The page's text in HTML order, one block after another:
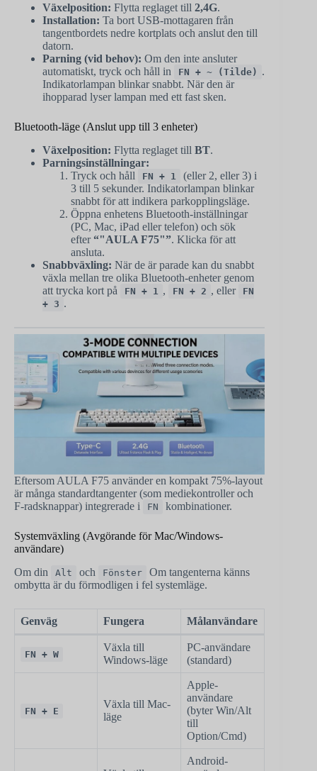
Växelposition: Flytta reglaget till 2,4G.
Installation: Ta bort USB-mottagaren från
tangentbordets nedre kortplats och anslut den till
datorn.
Parning (vid behov): Om den inte ansluter
automatiskt, tryck och håll in
FN + ~ (Tilde) .
Indikatorlampan blinkar snabbt. När den är
ihopparad lyser lampan med ett fast sken.
Bluetooth-läge (Anslut upp till 3 enheter)
Växelposition: Flytta reglaget till BT.
Parningsinställningar:
Tryck och håll
FN + 1
(eller 2, eller 3) i
3 till 5 sekunder. Indikatorlampan blinkar
snabbt för att indikera parkopplingsläge.
Öppna enhetens Bluetooth-inställningar
(PC, Mac, iPad eller telefon) och sök
efter“"AULA F75"”. Klicka för att
ansluta.
Snabbväxling: När de är parade kan du snabbt
växla mellan tre olika Bluetooth-enheter genom
att trycka kort på
FN + 1 , FN + 2 , eller
FN
+ 3 .
Eftersom AULA F75 använder en kompakt 75%-layout
är många standardtangenter (som mediekontroller och
F-radsknappar) integrerade i
FN kombinationer.
Systemväxling (Avgörande för Mac/Windows-
användare)
Om din
Alt och Fönster
Om tangenterna känns
ombytta är du förmodligen i fel systemläge.
Genväg Fungera Målanvändare
FN + W
Växla till
Windows-läge
PC-användare
(standard)
FN + E
Växla till Mac-
läge
Apple-
användare
(byter Win/Alt
till
Option/Cmd)
Android-